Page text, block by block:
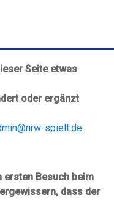
Seite etwas
oder ergänzt
spielt.de
ersten Besuch beim
dass der